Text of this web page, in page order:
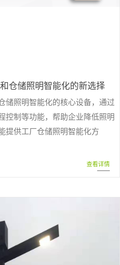
仓储照明智能化的新选择
储照明智能化的核心设备，通过
控制等功能，帮助企业降低照明
提供工厂仓储照明智能化方
查看详情